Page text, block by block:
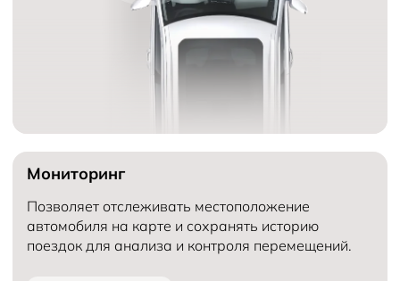
Мониторинг
Позволяет отслеживать местоположение
автомобиля на карте и сохранять историю
поездок для анализа и контроля перемещений.